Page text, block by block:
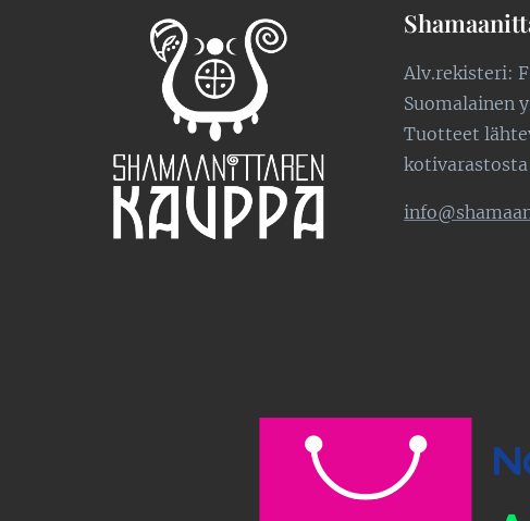
Alv.rekisteri:
Suomalainen
Tuotteet
kotivarastosta